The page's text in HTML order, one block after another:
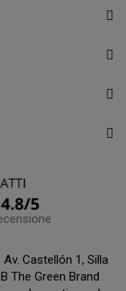
Av. Castellón 1, Silla
The Green Brand